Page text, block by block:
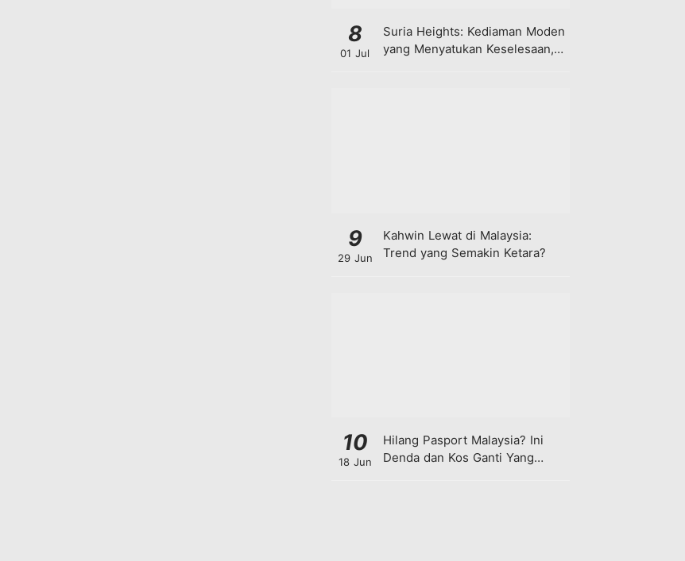
8
01 Jul
Suria Heights: Kediaman Moden
yang Menyatukan Keselesaan,
9
29 Jun
Kahwin Lewat di Malaysia:
Trend yang Semakin Ketara?
10
18 Jun
Hilang Pasport Malaysia? Ini
Denda dan Kos Ganti Yang